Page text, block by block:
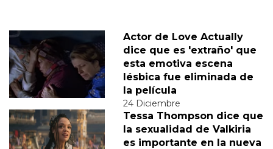
Actor de Love Actually
dice que es 'extraño' que
esta emotiva escena
lésbica fue eliminada de
la película
24 Diciembre
Tessa Thompson dice que
la sexualidad de Valkiria
es importante en la nueva